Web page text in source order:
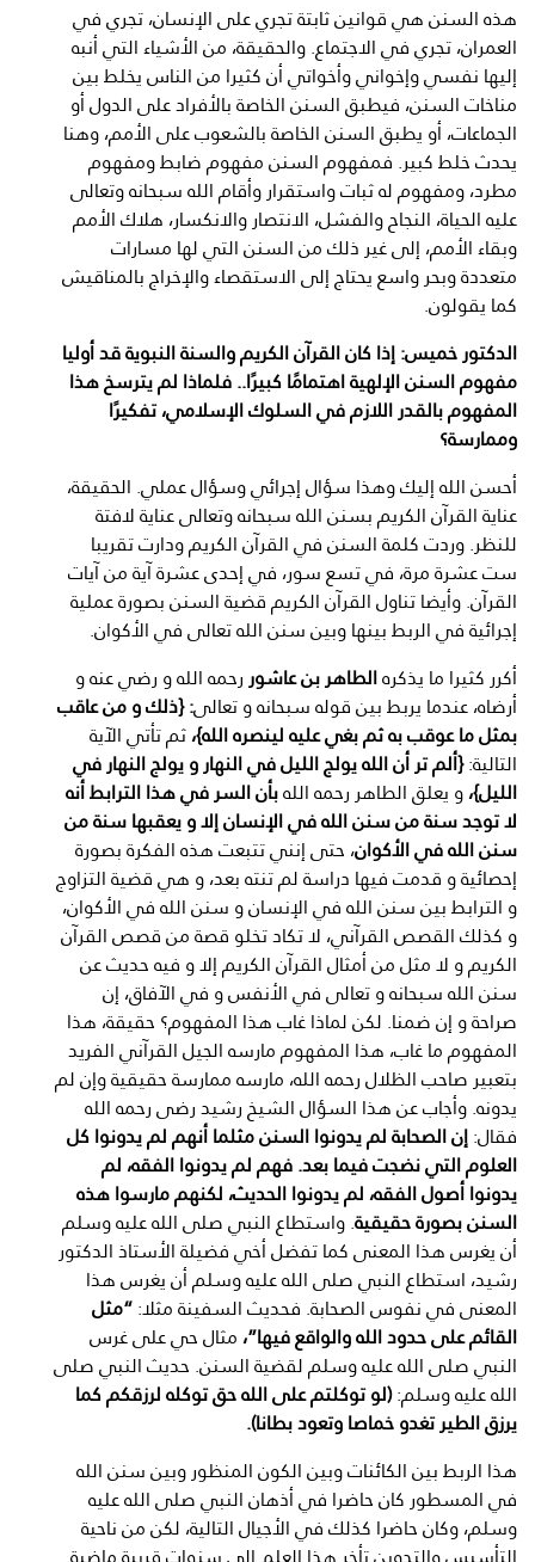
هذه السنن هي قوانين ثابتة تجري على الإنسان، تجري في
العمران، تجري في الاجتماع. والحقيقة، من الأشياء التي أنبه
إليها نفسي وإخواني وأخواتي أن كثيرا من الناس يخلط بين
مناخات السنن، فيطبق السنن الخاصة بالأفراد على الدول أو
الجماعات، أو يطبق السنن الخاصة بالشعوب على الأمم، وهنا
يحدث خلط كبير. فمفهوم السنن مفهوم ضابط ومفهوم
مطرد، ومفهوم له ثبات واستقرار وأقام الله سبحانه وتعالى
عليه الحياة، النجاح والفشل، الانتصار والانكسار، هلاك الأمم
وبقاء الأمم، إلى غير ذلك من السنن التي لها مسارات
متعددة وبحر واسع يحتاج إلى الاستقصاء والإخراج بالمناقيش
كما يقولون.
الدكتور خميس: إذا كان القرآن الكريم والسنة النبوية قد أوليا
مفهوم السنن الإلهية اهتمامًا كبيرًا.. فلماذا لم يترسخ هذا
المفهوم بالقدر اللازم في السلوك الإسلامي، تفكيرًا
وممارسة؟
أحسن الله إليك وهذا سؤال إجرائي وسؤال عملي. الحقيقة،
عناية القرآن الكريم بسنن الله سبحانه وتعالى عناية لافتة
للنظر. وردت كلمة السنن في القرآن الكريم ودارت تقريبا
ست عشرة مرة، في تسع سور، في إحدى عشرة آية من آيات
القرآن. وأيضا تناول القرآن الكريم قضية السنن بصورة عملية
إجرائية في الربط بينها وبين سنن الله تعالى في الأكوان.
أكرر كثيرا ما يذكرهالطاهر بن عاشوررحمه الله و رضي عنه و
أرضاه، عندما يربط بين قوله سبحانه و تعالى: {ذلك و من عاقب
بمثل ما عوقب به ثم بغي عليه لينصره الله}،ثم تأتي الآية
التالية:{ألم تر أن الله يولج الليل في النهار و يولج النهار في
الليل}،و يعلق الطاهر رحمه اللهبأن السر في هذا الترابط أنه
لا توجد سنة من سنن الله في الإنسان إلا و يعقبها سنة من
سنن الله في الأكوان، حتى إنني تتبعت هذه الفكرة بصورة
إحصائية و قدمت فيها دراسة لم تنته بعد، و هي قضية التزاوج
و الترابط بين سنن الله في الإنسان و سنن الله في الأكوان،
و كذلك القصص القرآني، لا تكاد تخلو قصة من قصص القرآن
الكريم و لا مثل من أمثال القرآن الكريم إلا و فيه حديث عن
سنن الله سبحانه و تعالى في الأنفس و في الآفاق، إن
صراحة و إن ضمنا. لكن لماذا غاب هذا المفهوم؟ حقيقة، هذا
المفهوم ما غاب، هذا المفهوم مارسه الجيل القرآني الفريد
بتعبير صاحب الظلال رحمه الله، مارسه ممارسة حقيقية وإن لم
يدونه. وأجاب عن هذا السؤال الشيخ رشيد رضى رحمه الله
فقال:إن الصحابة لم يدونوا السنن مثلما أنهم لم يدونوا كل
العلوم التي نضجت فيما بعد. فهم لم يدونوا الفقه، لم
يدونوا أصول الفقه، لم يدونوا الحديث، لكنهم مارسوا هذه
السنن بصورة حقيقية. واستطاع النبي صلى الله عليه وسلم
أن يغرس هذا المعنى كما تفضل أخي فضيلة الأستاذ الدكتور
رشيد، استطاع النبي صلى الله عليه وسلم أن يغرس هذا
المعنى في نفوس الصحابة. فحديث السفينة مثلا:“مثل
القائم على حدود الله والواقع فيها”،مثال حي على غرس
النبي صلى الله عليه وسلم لقضية السنن. حديث النبي صلى
الله عليه وسلم:(لو توكلتم على الله حق توكله لرزقكم كما
يرزق الطير تغدو خماصا وتعود بطانا).
هذا الربط بين الكائنات وبين الكون المنظور وبين سنن الله
في المسطور كان حاضرا في أذهان النبي صلى الله عليه
وسلم، وكان حاضرا كذلك في الأجيال التالية، لكن من ناحية